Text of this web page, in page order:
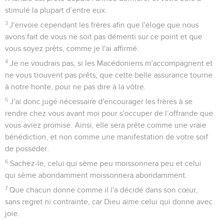
stimulé la plupart d’entre eux.
3 J'envoie cependant les frères afin que l'éloge que nous
avons fait de vous ne soit pas démenti sur ce point et que
vous soyez prêts, comme je l'ai affirmé.
4 Je ne voudrais pas, si les Macédoniens m'accompagnent et
ne vous trouvent pas prêts, que cette belle assurance tourne
à notre honte, pour ne pas dire à la vôtre.
5 J'ai donc jugé nécessaire d'encourager les frères à se
rendre chez vous avant moi pour s'occuper de l’offrande que
vous aviez promise. Ainsi, elle sera prête comme une vraie
bénédiction, et non comme une manifestation de votre soif
de posséder.
6 Sachez-le, celui qui sème peu moissonnera peu et celui
qui sème abondamment moissonnera abondamment.
7 Que chacun donne comme il l'a décidé dans son cœur,
sans regret ni contrainte, car Dieu aime celui qui donne avec
joie.